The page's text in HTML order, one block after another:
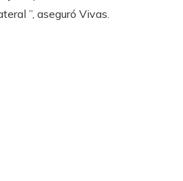
”, aseguró Vivas.